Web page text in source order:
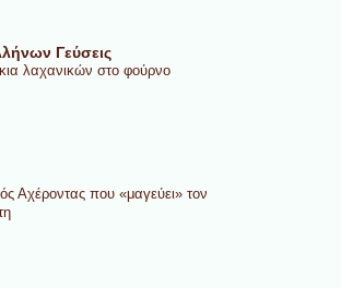
Γεύσεις
λαχανικών στο φούρνο
Αχέροντας που «μαγεύει» τον